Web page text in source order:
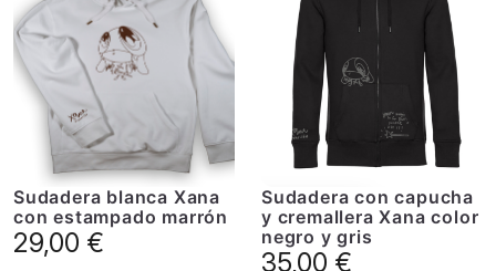
Sudadera blanca Xana
con estampado marrón
29,00 €
Sudadera con capucha
y cremallera Xana color
negro y gris
35,00 €